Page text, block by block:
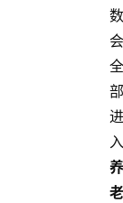
数
会
全
部
进
入
养
老